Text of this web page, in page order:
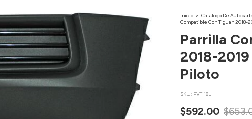
Inicio > Catalogo De
Compatible Con Tiguan 2018-
Parrilla
2018-
Piloto
SKU: PVTI18L
$592.00